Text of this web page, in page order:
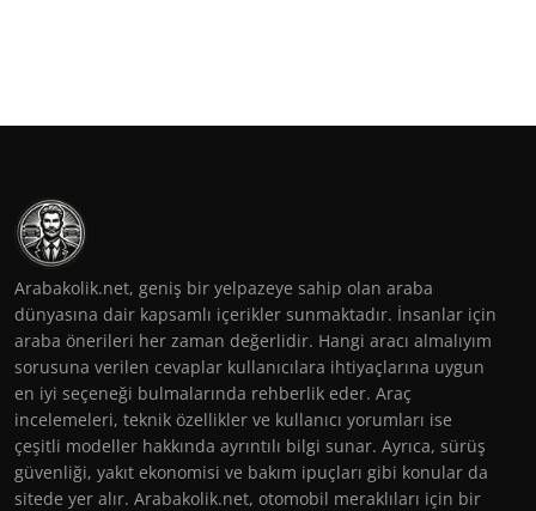
Arabakolik.net, geniş bir yelpazeye sahip olan araba
dünyasına dair kapsamlı içerikler sunmaktadır. İnsanlar için
araba önerileri her zaman değerlidir. Hangi aracı almalıyım
sorusuna verilen cevaplar kullanıcılara ihtiyaçlarına uygun
en iyi seçeneği bulmalarında rehberlik eder. Araç
incelemeleri, teknik özellikler ve kullanıcı yorumları ise
çeşitli modeller hakkında ayrıntılı bilgi sunar. Ayrıca, sürüş
güvenliği, yakıt ekonomisi ve bakım ipuçları gibi konular da
sitede yer alır. Arabakolik.net, otomobil meraklıları için bir